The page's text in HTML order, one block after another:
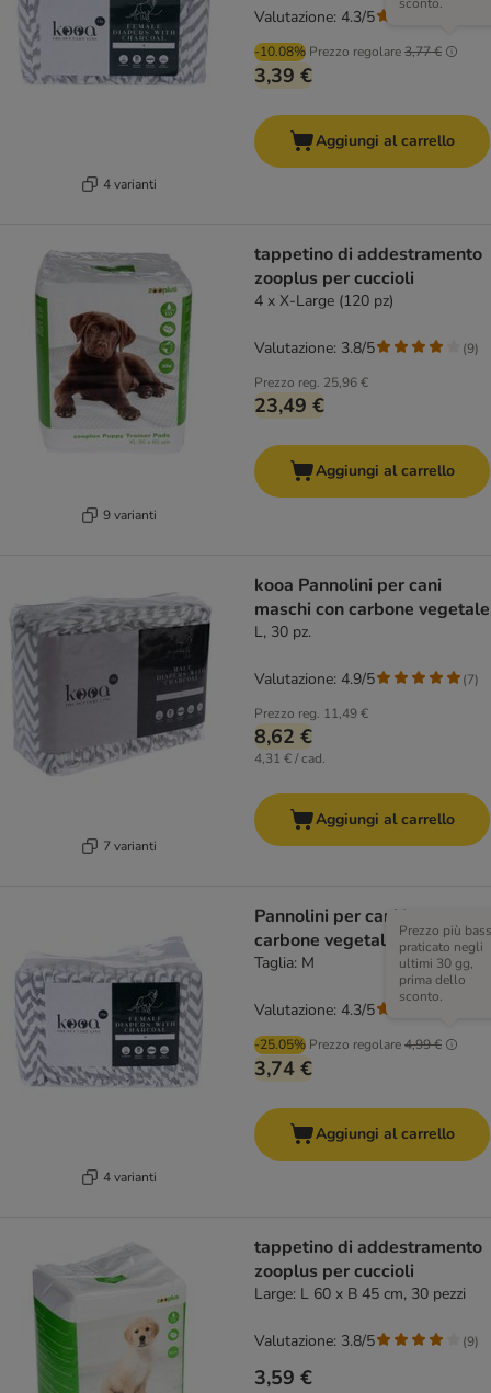
4 varianti
-10.08% Prezzo regolare3,77 €
3,39 €
Valutazione: 4.3/5
Aggiungi al carrello
9 varianti
tappetino di addestramento
zooplus per cuccioli
4 x X-Large (120 pz)
Prezzo reg. 25,96 €
23,49 €
Valutazione: 3.8/5 (9)
Aggiungi al carrello
7 varianti
kooa Pannolini per cani
maschi con carbone vegetale
L, 30 pz.
Prezzo reg. 11,49 €
8,62 €
4,31 € / cad.
Valutazione: 4.9/5 (7)
Aggiungi al carrello
4 varianti
Pannolini per cani kooa con
carbone vegetale
Taglia: M
-25.05% Prezzo regolare4,99 €
Prezzo più
praticato negli
ultimi 30 gg,
prima dello
sconto.
3,74 €
Valutazione: 4.3/5
Aggiungi al carrello
tappetino di addestramento
zooplus per cuccioli
Large: L 60 x B 45 cm, 30 pezzi
3,59 €
Valutazione: 3.8/5 (9)